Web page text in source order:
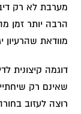
מערבת לא רק
הרבה יותר זמן
מוודאת שהרעיון
דוגמה קיצונית
שאינם רק
רוצה לעזוב